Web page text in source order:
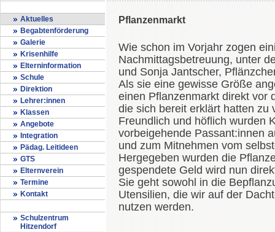
Aktuelles
Begabtenförderung
Galerie
Krisenhilfe
Elterninformation
Schule
Direktion
Lehrer:innen
Klassen
Angebote
Integration
Pädag. Leitideen
GTS
Elternverein
Termine
Kontakt
Schulzentrum
Hitzendorf
Pflanzenmarkt
Wie schon im Vorjahr zogen
Nachmittagsbetreuung, unter
und Sonja Jantscher,
Als sie eine gewisse Größe
einen Pflanzenmarkt direkt vor
die sich bereit erklärt hatten zu
Freundlich und höflich wurden
vorbeigehende Passant:innen
und zum Mitnehmen vom
Hergegeben wurden die
gespendete Geld wird nun
Sie geht sowohl in die
Utensilien, die wir auf der
nutzen werden.